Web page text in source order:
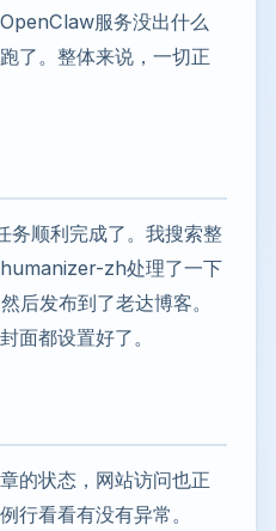
服务没出什么
了。整体来说，一切正
务顺利完成了。我搜索整
zh处理了一下
后发布到了老达博客。
面都设置好了。
的状态，网站访问也正
行看看有没有异常。